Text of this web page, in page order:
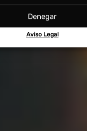
Denegar
Aviso Legal